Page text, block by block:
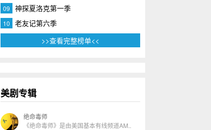
09 神探夏洛克第一季
10
老友记第六季
>>查看完整榜单<<
美剧专辑
绝命毒师
《绝命毒师》是由美国基本有线频道AM..